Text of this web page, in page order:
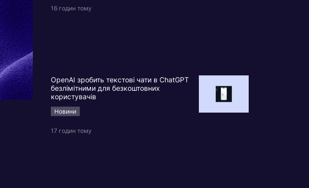
16 годин тому
OpenAI зробить текстові чати в ChatGPT
безлімітними для безкоштовних
користувачів
Новини
17 годин тому